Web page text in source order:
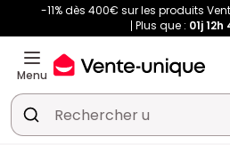
-11% dès 400€ sur les produits
Plus que : 01j 12h
Menu